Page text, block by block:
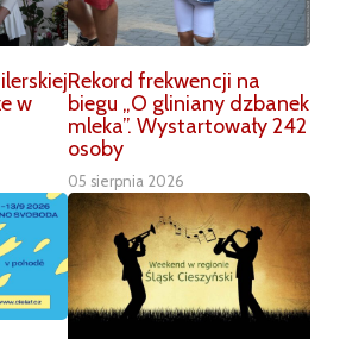
w
Rekord frekwencji na
biegu „O gliniany dzbanek
mleka”. Wystartowały 242
osoby
05 sierpnia 2026